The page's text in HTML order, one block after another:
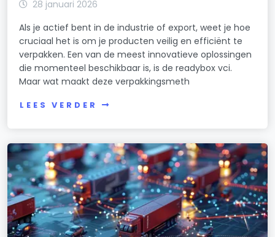
28 januari 2026
Als je actief bent in de industrie of export, weet je hoe
cruciaal het is om je producten veilig en efficiënt te
verpakken. Een van de meest innovatieve oplossingen
die momenteel beschikbaar is, is de readybox vci.
Maar wat maakt deze verpakkingsmeth
LEES VERDER